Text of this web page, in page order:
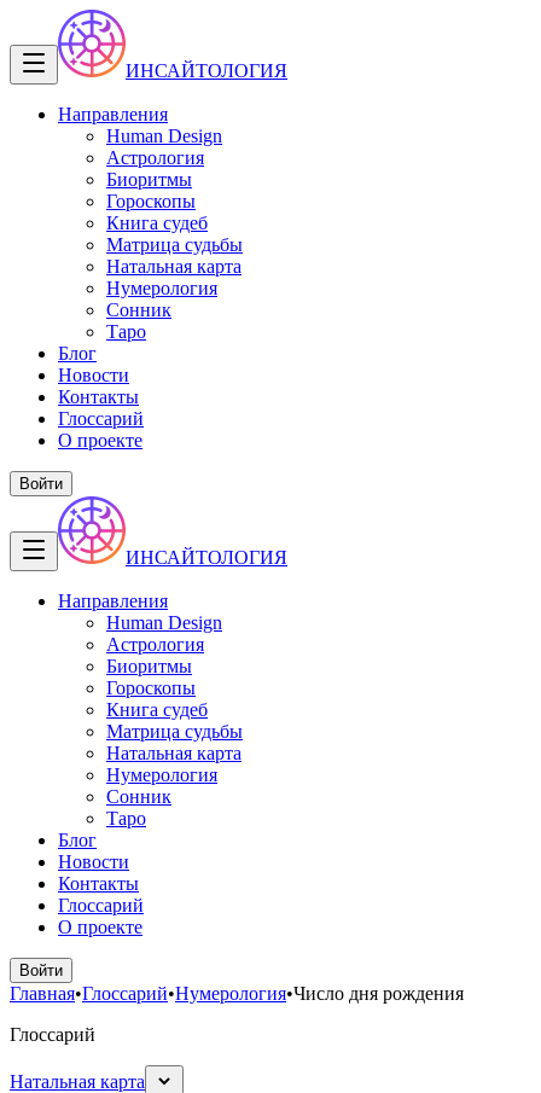
ИНСАЙТОЛОГИЯ
Направления
Human Design
Астрология
Биоритмы
Гороскопы
Книга судеб
Матрица судьбы
Натальная карта
Нумерология
Сонник
Таро
Блог
Новости
Контакты
Глоссарий
О проекте
Войти
ИНСАЙТОЛОГИЯ
Направления
Human Design
Астрология
Биоритмы
Гороскопы
Книга судеб
Матрица судьбы
Натальная карта
Нумерология
Сонник
Таро
Блог
Новости
Контакты
Глоссарий
О проекте
Войти
Главная•Глоссарий•Нумерология•Число дня рождения
Глоссарий
Натальная карта